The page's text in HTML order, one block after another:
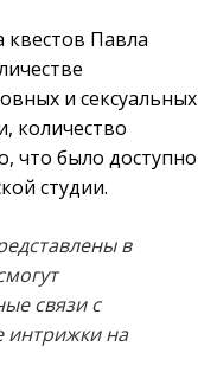
Павла
и сексуальных
количество
что было доступно
студии.
в
связи с
интрижки на